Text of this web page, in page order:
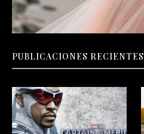
PUBLICACIONES RECIENTES